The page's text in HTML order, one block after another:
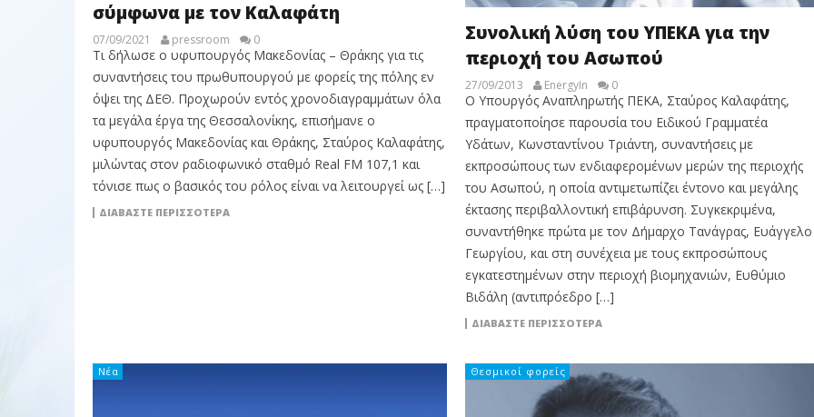
σύμφωνα με τον Καλαφάτη
07/09/2021 pressroom 0
Τι δήλωσε ο υφυπουργός Μακεδονίας – Θράκης για τις
συναντήσεις του πρωθυπουργού με φορείς της πόλης εν
όψει της ΔΕΘ. Προχωρούν εντός χρονοδιαγραμμάτων όλα
τα μεγάλα έργα της Θεσσαλονίκης, επισήμανε ο
υφυπουργός Μακεδονίας και Θράκης, Σταύρος Καλαφάτης,
μιλώντας στον ραδιοφωνικό σταθμό Real FM 107,1 και
τόνισε πως ο βασικός του ρόλος είναι να λειτουργεί ως […]
ΔΙΑΒΆΣΤΕ ΠΕΡΙΣΣΌΤΕΡΑ
Συνολική λύση του ΥΠΕΚΑ για την
περιοχή του Ασωπού
27/09/2013 EnergyIn 0
Ο Υπουργός Αναπληρωτής ΠΕΚΑ, Σταύρος Καλαφάτης,
πραγματοποίησε παρουσία του Ειδικού Γραμματέα
Υδάτων, Κωνσταντίνου Τριάντη, συναντήσεις με
εκπροσώπους των ενδιαφερομένων μερών της περιοχής
του Ασωπού, η οποία αντιμετωπίζει έντονο και μεγάλης
έκτασης περιβαλλοντική επιβάρυνση. Συγκεκριμένα,
συναντήθηκε πρώτα με τον Δήμαρχο Τανάγρας, Ευάγγελο
Γεωργίου, και στη συνέχεια με τους εκπροσώπους
εγκατεστημένων στην περιοχή βιομηχανιών, Ευθύμιο
Βιδάλη (αντιπρόεδρο […]
ΔΙΑΒΆΣΤΕ ΠΕΡΙΣΣΌΤΕΡΑ
Νέα Θεσμικοί φορείς